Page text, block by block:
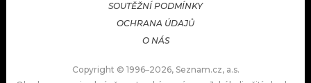
SOUTĚŽNÍ PODMÍNKY
OCHRANA ÚDAJŮ
O NÁS
Copyright © 1996–2026, Seznam.cz, a.s.